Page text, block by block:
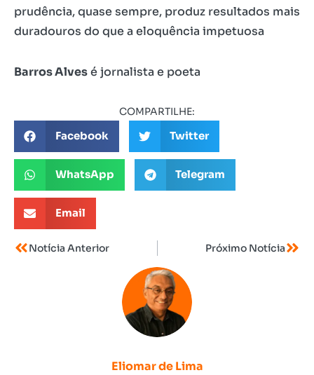
prudência, quase sempre, produz resultados mais
duradouros do que a eloquência impetuosa
Barros Alvesé jornalista e poeta
COMPARTILHE:
Facebook Twitter
WhatsApp Telegram
Email
Notícia Anterior Próximo Notícia
Eliomar de Lima